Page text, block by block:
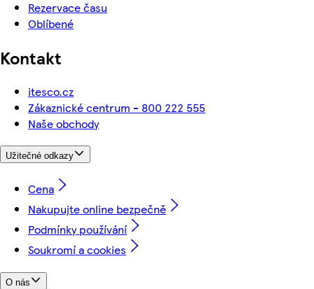
Rezervace času
Oblíbené
Kontakt
itesco.cz
Zákaznické centrum - 800 222 555
Naše obchody
Užitečné odkazy
Cena
Nakupujte online bezpečně
Podmínky používání
Soukromí a cookies
O nás